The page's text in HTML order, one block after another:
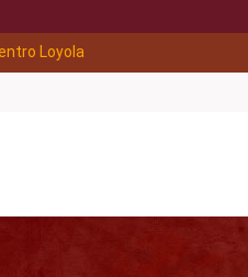
Loyola